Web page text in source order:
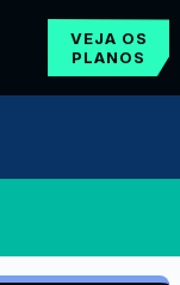
VEJA OS
PLANOS